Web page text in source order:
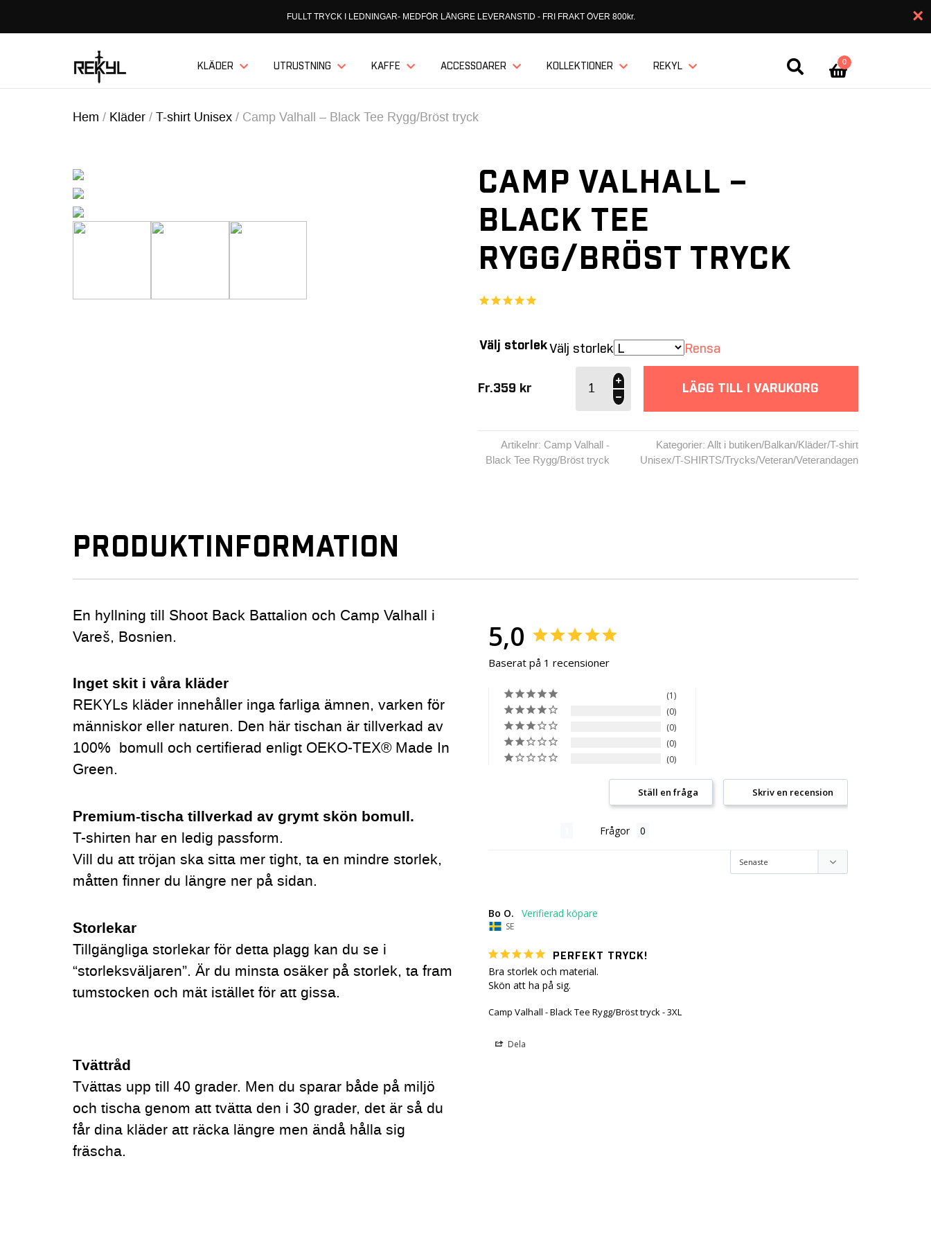
FULLT TRYCK I LEDNINGAR- MEDFÖR LÄNGRE LEVERANSTID - FRI FRAKT ÖVER 800kr. ×
KLÄDER UTRUSTNING KAFFE ACCESSOARER KOLLEKTIONER REKYL 0
Hem / Kläder / T-shirt Unisex / Camp Valhall – Black Tee Rygg/Bröst tryck
CAMP VALHALL –
BLACK TEE
RYGG/BRÖST TRYCK
Välj storlek Välj storlek Rensa
Fr.359 kr
Valhall -
Black Tee
tryck
mängd
LÄGG TILL I VARUKORG
Artikelnr: Camp Valhall -
Black Tee Rygg/Bröst tryck
Kategorier: Allt i butiken/Balkan/Kläder/T-shirt
Unisex/T-SHIRTS/Trycks/Veteran/Veterandagen
PRODUKTINFORMATION
En hyllning till Shoot Back Battalion och Camp Valhall i
Vareš, Bosnien.
Inget skit i våra kläder
REKYLs kläder innehåller inga farliga ämnen, varken för
människor eller naturen. Den här tischan är tillverkad av
100% bomull och certifierad enligt OEKO-TEX® Made In
Green.
Premium-tischa tillverkad av grymt skön bomull.
T-shirten har en ledig passform.
Vill du att tröjan ska sitta mer tight, ta en mindre storlek,
måtten finner du längre ner på sidan.
Storlekar
Tillgängliga storlekar för detta plagg kan du se i
“storleksväljaren”. Är du minsta osäker på storlek, ta fram
tumstocken och mät istället för att gissa.
Tvättråd
Tvättas upp till 40 grader. Men du sparar både på miljö
och tischa genom att tvätta den i 30 grader, det är så du
får dina kläder att räcka längre men ändå hålla sig
fräscha.
5,0
Baserat på 1 recensioner
1
0
0
0
0
Skriv en recension
Ställ en fråga
Frågor
Bo O.
SE
PERFEKT TRYCK!
Bra storlek och material.
Skön att ha på sig.
Camp Valhall - Black Tee Rygg/Bröst tryck - 3XL
Dela